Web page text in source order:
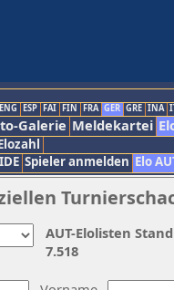
ENG ESP FAI FIN FRA GER GRE INA
Galerie Meldekartei
Spieler anmelden Elo
AUT-Elolisten
7.518